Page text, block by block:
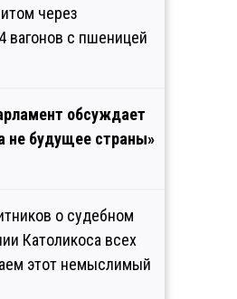
через
вагонов с пшеницей
обсуждает
не будущее страны»
о судебном
Католикоса всех
этот немыслимый